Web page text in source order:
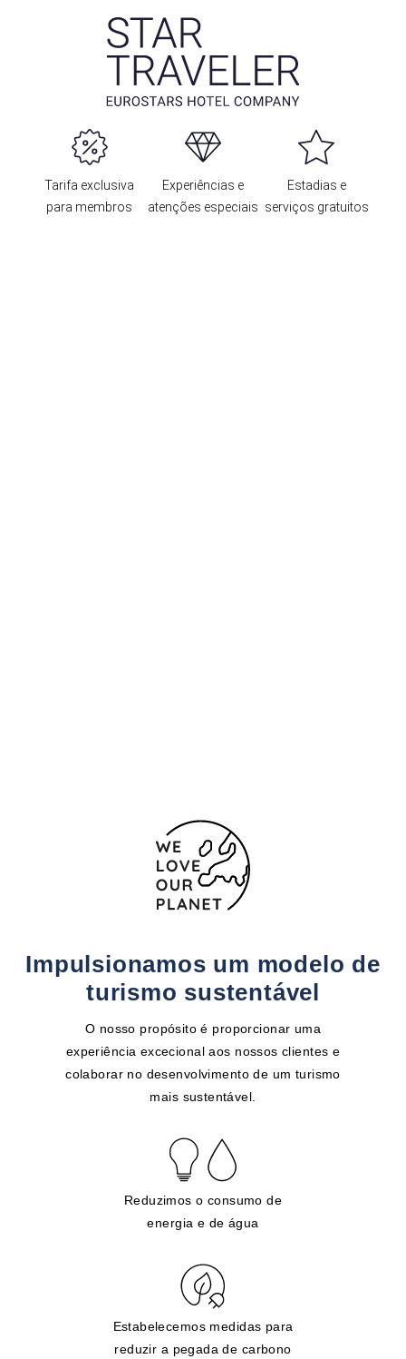
Tarifa exclusiva
para membros
Experiências e
atenções especiais
Estadias e
serviços gratuitos
Impulsionamos um modelo de
turismo sustentável
O nosso propósito é proporcionar uma
experiência excecional aos nossos clientes e
colaborar no desenvolvimento de um turismo
mais sustentável.
Reduzimos o consumo de
energia e de água
Estabelecemos medidas para
reduzir a pegada de carbono